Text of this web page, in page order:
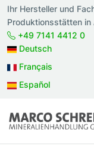
Ihr Hersteller und
Produktionsstätten in
+49 7141 4412 0
Deutsch
Français
Español